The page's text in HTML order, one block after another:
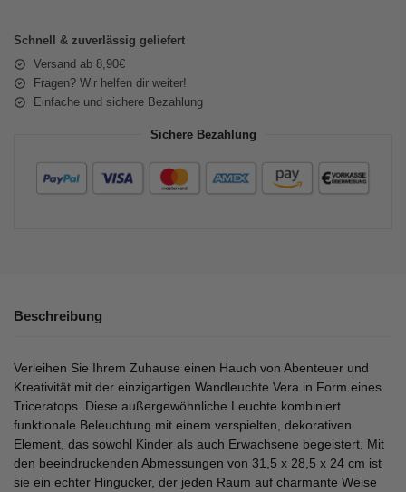
Schnell & zuverlässig geliefert
Versand ab 8,90€
Fragen? Wir helfen dir weiter!
Einfache und sichere Bezahlung
Sichere Bezahlung
Beschreibung
Verleihen Sie Ihrem Zuhause einen Hauch von Abenteuer und
Kreativität mit der einzigartigen Wandleuchte Vera in Form eines
Triceratops. Diese außergewöhnliche Leuchte kombiniert
funktionale Beleuchtung mit einem verspielten, dekorativen
Element, das sowohl Kinder als auch Erwachsene begeistert. Mit
den beeindruckenden Abmessungen von 31,5 x 28,5 x 24 cm ist
sie ein echter Hingucker, der jeden Raum auf charmante Weise